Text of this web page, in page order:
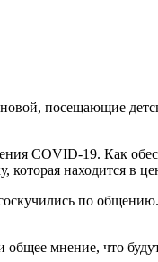
посещающие
COVID-19. Как
находится в
по
мнение, что